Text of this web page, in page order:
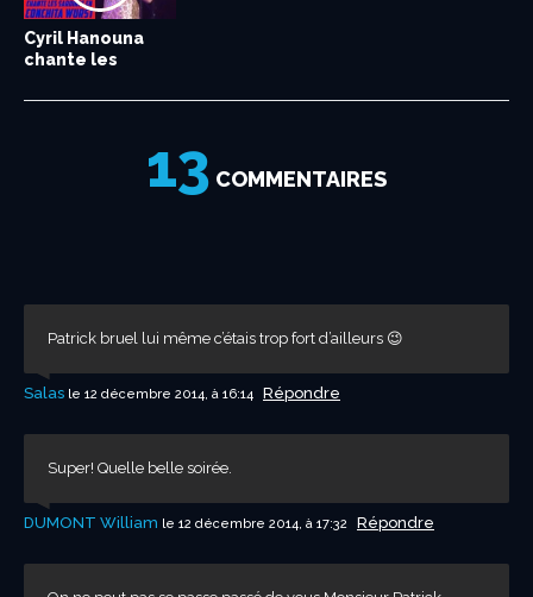
Cyril Hanouna
chante les
Conchita...
13 COMMENTAIRES
Patrick bruel lui même c’étais trop fort d’ailleurs 😉
Salas le 12 décembre 2014, à 16:14 Répondre
Super! Quelle belle soirée.
DUMONT William le 12 décembre 2014, à 17:32 Répondre